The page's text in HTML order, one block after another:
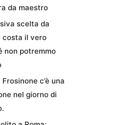
da maestro
scelta da
costa il vero
non potremmo
c’è una
nel giorno di